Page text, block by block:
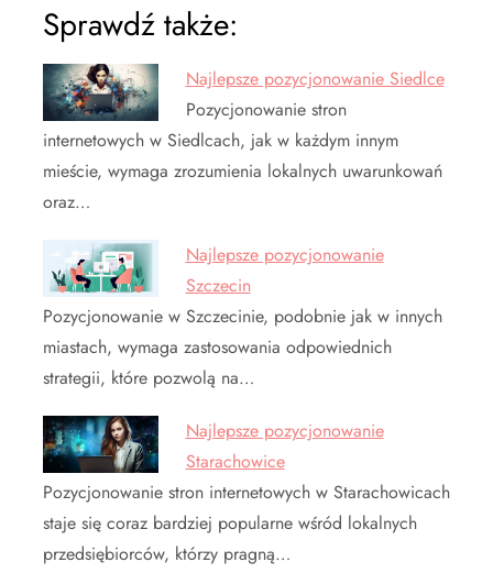
Sprawdź także:
Najlepsze pozycjonowanie Siedlce
Pozycjonowanie stron
internetowych w Siedlcach, jak w każdym innym
mieście, wymaga zrozumienia lokalnych uwarunkowań
oraz…
Najlepsze pozycjonowanie
Szczecin
Pozycjonowanie w Szczecinie, podobnie jak w innych
miastach, wymaga zastosowania odpowiednich
strategii, które pozwolą na…
Najlepsze pozycjonowanie
Starachowice
Pozycjonowanie stron internetowych w Starachowicach
staje się coraz bardziej popularne wśród lokalnych
przedsiębiorców, którzy pragną…